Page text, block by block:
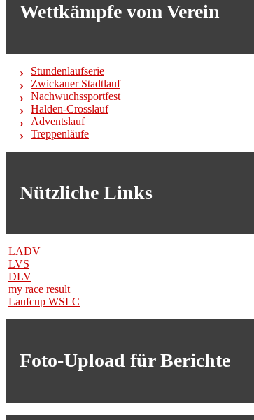
Wettkämpfe vom Verein
Stundenlaufserie
Zwickauer Stadtlauf
Nachwuchssportfest
Halden-Crosslauf
Adventslauf
Treppenläufe
Nützliche Links
LADV
LVS
DLV
my race result
Laufcup WSLC
Foto-Upload für Berichte